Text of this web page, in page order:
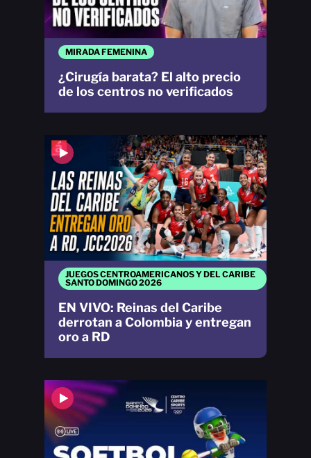
JUEGOS CENTROAMERICANOS Y DEL CARIBE
SANTO DOMINGO 2026
EN VIVO: Reinas del Caribe
derrotan a Colombia y entregan
oro a RD
MIRADA FEMENINA
¿Cirugía barata? El alto precio
de los centros no verificados